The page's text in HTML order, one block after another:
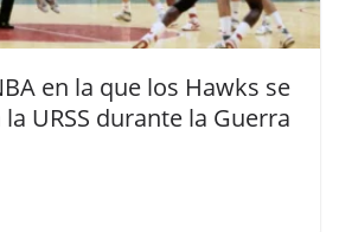
en la que los Hawks se
URSS durante la Guerra